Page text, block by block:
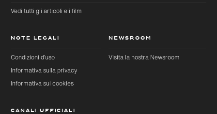
Vedi tutti gli articoli e i film
NOTE LEGALI
Condizioni d’uso
Informativa sulla privacy
Informativa sui cookies
NEWSROOM
Visita la nostra Newsroom
CANALI UFFICIALI